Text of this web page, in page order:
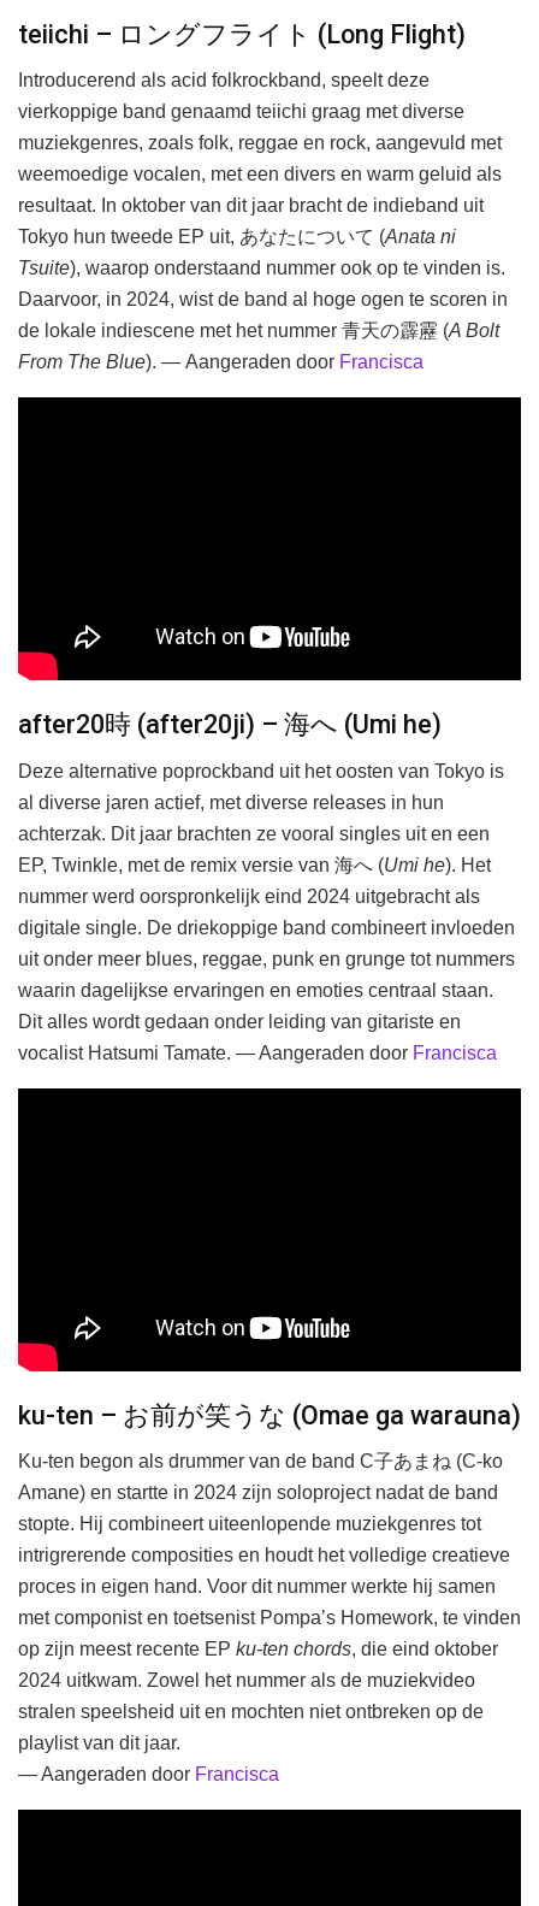
teiichi – ロングフライト (Long Flight)
Introducerend als acid folkrockband, speelt deze
vierkoppige band genaamd teiichi graag met diverse
muziekgenres, zoals folk, reggae en rock, aangevuld met
weemoedige vocalen, met een divers en warm geluid als
resultaat. In oktober van dit jaar bracht de indieband uit
Tokyo hun tweede EP uit, あなたについて (Anata ni
Tsuite), waarop onderstaand nummer ook op te vinden is.
Daarvoor, in 2024, wist de band al hoge ogen te scoren in
de lokale indiescene met het nummer 青天の霹靂 (A Bolt
From The Blue). — Aangeraden door Francisca
after20時 (after20ji) – 海へ (Umi he)
Deze alternative poprockband uit het oosten van Tokyo is
al diverse jaren actief, met diverse releases in hun
achterzak. Dit jaar brachten ze vooral singles uit en een
EP, Twinkle, met de remix versie van 海へ (Umi he). Het
nummer werd oorspronkelijk eind 2024 uitgebracht als
digitale single. De driekoppige band combineert invloeden
uit onder meer blues, reggae, punk en grunge tot nummers
waarin dagelijkse ervaringen en emoties centraal staan.
Dit alles wordt gedaan onder leiding van gitariste en
vocalist Hatsumi Tamate. — Aangeraden door Francisca
ku-ten – お前が笑うな (Omae ga warauna)
Ku-ten begon als drummer van de band C子あまね (C-ko
Amane) en startte in 2024 zijn soloproject nadat de band
stopte. Hij combineert uiteenlopende muziekgenres tot
intrigrerende composities en houdt het volledige creatieve
proces in eigen hand. Voor dit nummer werkte hij samen
met componist en toetsenist Pompa’s Homework, te vinden
op zijn meest recente EP ku-ten chords, die eind oktober
2024 uitkwam. Zowel het nummer als de muziekvideo
stralen speelsheid uit en mochten niet ontbreken op de
playlist van dit jaar.
— Aangeraden door Francisca